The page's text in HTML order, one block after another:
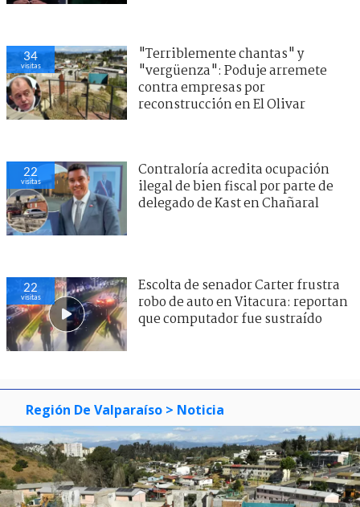
34
visitas
"Terriblemente chantas" y
"vergüenza": Poduje arremete
contra empresas por
reconstrucción en El Olivar
22
visitas
Contraloría acredita ocupación
ilegal de bien fiscal por parte de
delegado de Kast en Chañaral
22
visitas
Escolta de senador Carter frustra
robo de auto en Vitacura: reportan
que computador fue sustraído
Región De Valparaíso > Noticia